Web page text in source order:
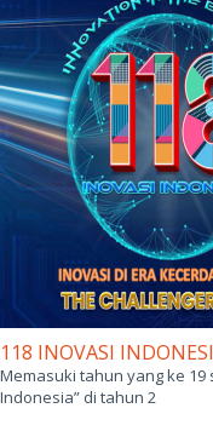
118 INOVASI
Memasuki tahun yang ke 19
Indonesia” di tahun 2